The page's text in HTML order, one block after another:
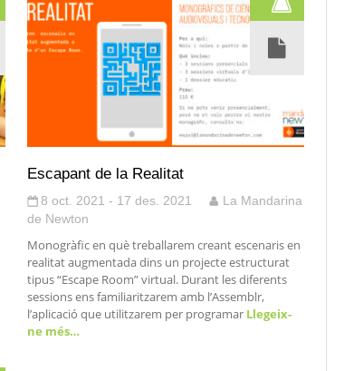
Escapant de la Realitat
8 oct. 2021 - 17 des. 2021
La Mandarina
de Newton
Monogràfic en què treballarem creant escenaris en
realitat augmentada dins un projecte estructurat
tipus “Escape Room” virtual. Durant les diferents
sessions ens familiaritzarem amb l’Assemblr,
l’aplicació que utilitzarem per programarLlegeix-
ne més…